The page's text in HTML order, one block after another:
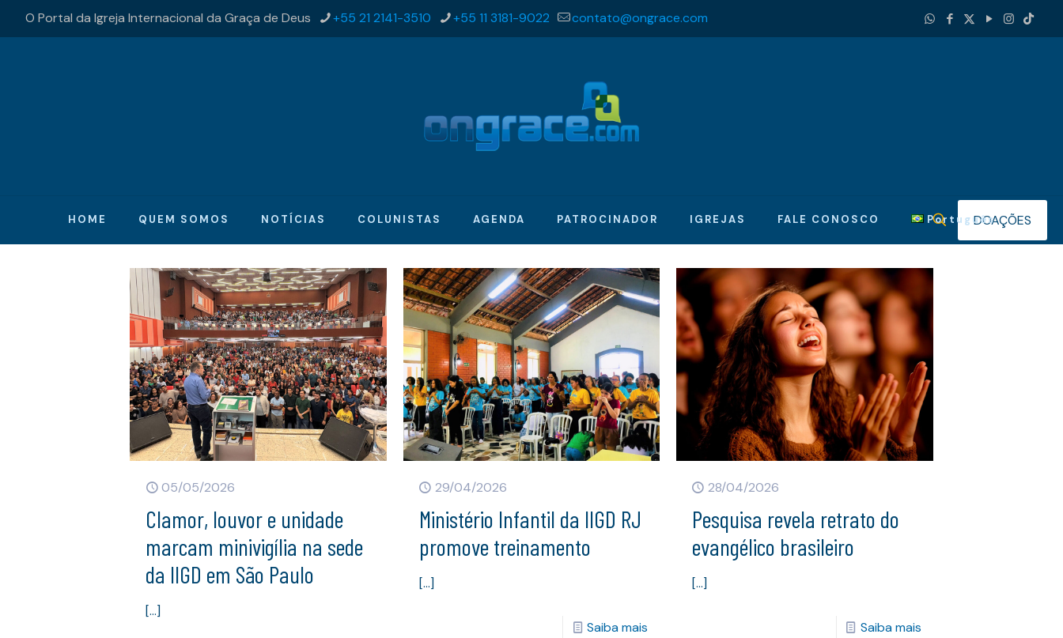
O Portal da Igreja Internacional da Graça de Deus +55 21 2141-3510 +55 11 3181-9022 contato@ongrace.com
HOME QUEM SOMOS NOTÍCIAS COLUNISTAS AGENDA PATROCINADOR IGREJAS FALE CONOSCO PortuguêsDOAÇÕES
05/05/2026
Clamor, louvor e unidade
marcam minivigília na sede
da IIGD em São Paulo
[…]
29/04/2026
Ministério Infantil da IIGD RJ
promove treinamento
[…]
Saiba mais
28/04/2026
Pesquisa revela retrato do
evangélico brasileiro
[…]
Saiba mais